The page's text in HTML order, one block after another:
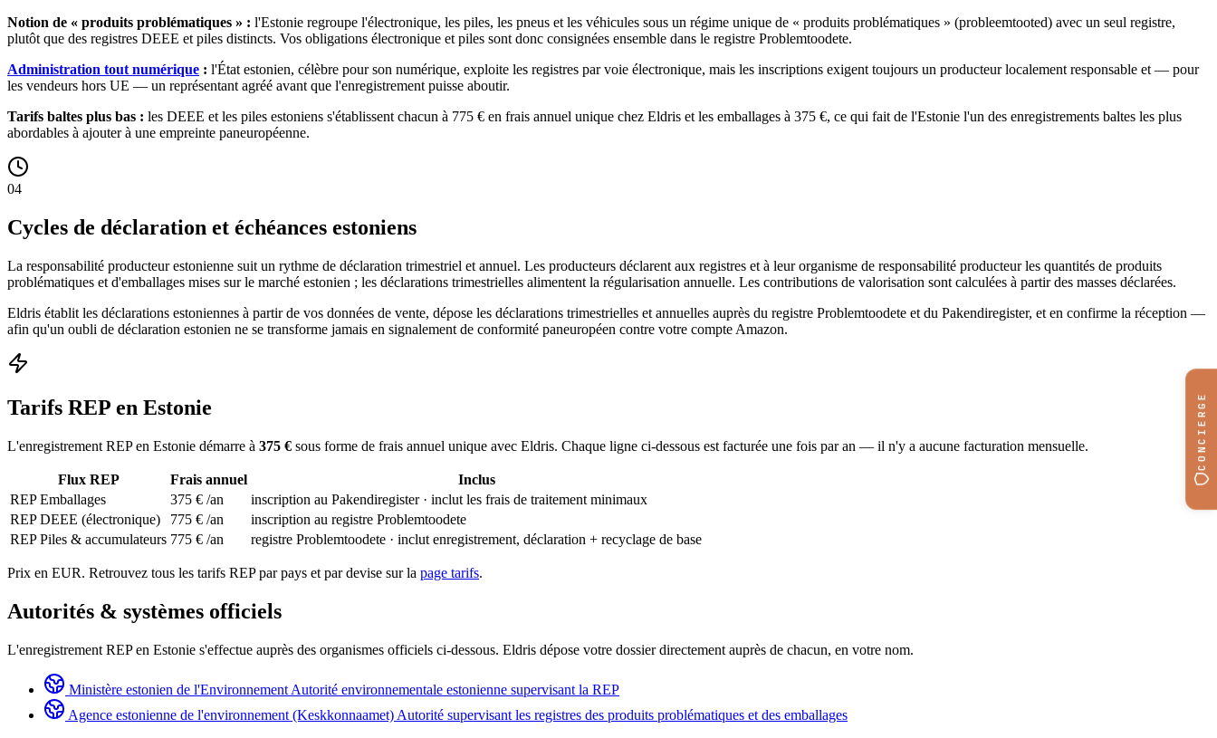
Notion de « produits problématiques » : l'Estonie regroupe l'électronique, les piles, les pneus et les véhicules sous un régime unique de « produits problématiques » (probleemtooted) avec un seul registre,
plutôt que des registres DEEE et piles distincts. Vos obligations électronique et piles sont donc consignées ensemble dans le registre Problemtoodete.
Administration tout numérique : l'État estonien, célèbre pour son numérique, exploite les registres par voie électronique, mais les inscriptions exigent toujours un producteur localement responsable et — pour
les vendeurs hors UE — un représentant agréé avant que l'enregistrement puisse aboutir.
Tarifs baltes plus bas : les DEEE et les piles estoniens s'établissent chacun à 775 € en frais annuel unique chez Eldris et les emballages à 375 €, ce qui fait de l'Estonie l'un des enregistrements baltes les plus
abordables à ajouter à une empreinte paneuropéenne.
04
Cycles de déclaration et échéances estoniens
La responsabilité producteur estonienne suit un rythme de déclaration trimestriel et annuel. Les producteurs déclarent aux registres et à leur organisme de responsabilité producteur les quantités de produits
problématiques et d'emballages mises sur le marché estonien ; les déclarations trimestrielles alimentent la régularisation annuelle. Les contributions de valorisation sont calculées à partir des masses déclarées.
Eldris établit les déclarations estoniennes à partir de vos données de vente, dépose les déclarations trimestrielles et annuelles auprès du registre Problemtoodete et du Pakendiregister, et en confirme la réception —
afin qu'un oubli de déclaration estonien ne se transforme jamais en signalement de conformité paneuropéen contre votre compte Amazon.
Tarifs REP en Estonie
L'enregistrement REP en Estonie démarre à 375 € sous forme de frais annuel unique avec Eldris. Chaque ligne ci-dessous est facturée une fois par an — il n'y a aucune facturation mensuelle.
Flux REP Frais annuel
Inclus
REP Emballages
375 € /an
inscription au Pakendiregister · inclut les frais de traitement minimaux
REP DEEE (électronique)
775 € /an
inscription au registre Problemtoodete
REP Piles & accumulateurs 775 € /an registre Problemtoodete · inclut enregistrement, déclaration + recyclage de base
Prix en EUR. Retrouvez tous les tarifs REP par pays et par devise sur la page tarifs.
Autorités & systèmes officiels
L'enregistrement REP en Estonie s'effectue auprès des organismes officiels ci-dessous. Eldris dépose votre dossier directement auprès de chacun, en votre nom.
Ministère estonien de l'Environnement Autorité environnementale estonienne supervisant la REP
Agence estonienne de l'environnement (Keskkonnaamet) Autorité supervisant les registres des produits problématiques et des emballages
CONCIERGE